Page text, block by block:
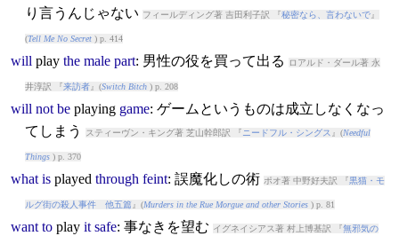
り言うんじゃない フィールディング著 吉田利子訳 『秘密なら、言わないで』
(Tell Me No Secret) p. 414
will play the male part: 男性の役を買って出る ロアルド・ダール著 永
井淳訳 『来訪者』(Switch Bitch) p. 208
will not be playing game: ゲームというものは成立しなくなっ
てしまう
スティーヴン・キング著 芝山幹郎訳 『 ニードフル・シングス 』(Needful
Things) p. 370
what is played through feint: 誤魔化しの術 ポオ著 中野好夫訳 『黒猫・モ
ルグ街の殺人事件 他五篇 』(Murders in the Rue Morgue and other Stories) p. 81
want to play it safe: 事なきを望む イグネイシアス著 村上博基訳 『無邪気の